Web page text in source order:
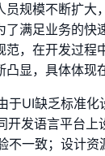
员规模不断扩大
了满足业务的快
范，在开发过程
凸显，具体体现
于UI缺乏标准
开发语言平台上
不一致；设计资